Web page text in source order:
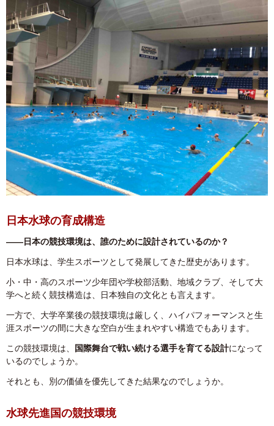
日本水球の育成構造
――日本の競技環境は、誰のために設計されているのか？
日本水球は、学生スポーツとして発展してきた歴史があります。
小・中・高のスポーツ少年団や学校部活動、地域クラブ、そして大
学へと続く競技構造は、日本独自の文化とも言えます。
一方で、大学卒業後の競技環境は厳しく、ハイパフォーマンスと生
涯スポーツの間に大きな空白が生まれやすい構造でもあります。
この競技環境は、 国際舞台で戦い続ける選手を育てる設計になって
いるのでしょうか。
それとも、別の価値を優先してきた結果なのでしょうか。
水球先進国の競技環境